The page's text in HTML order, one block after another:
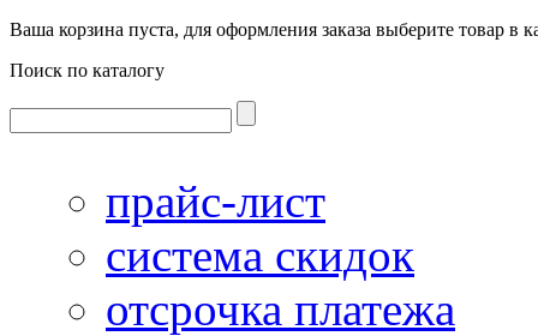
Ваша корзина пуста, для оформления заказа выберите товар в
Поиск по каталогу
прайс-лист
система скидок
отсрочка платежа